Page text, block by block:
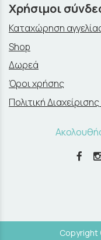
Χρήσιμοι
Καταχώρηση
Shop
Δωρεά
Όροι χρήσης
Πολιτική
Copyright